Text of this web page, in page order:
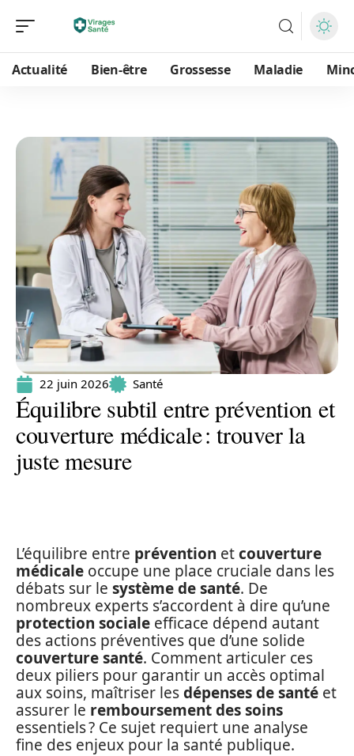
Actualité Bien-être Grossesse Maladie
22 juin 2026 Santé
Équilibre subtil entre prévention et
couverture médicale : trouver la
juste mesure
L’équilibre entre prévention etcouverture
médicale occupe une place cruciale dans les
débats sur le système de santé. De
nombreux experts s’accordent à dire qu’une
protection sociale efficace dépend autant
des actions préventives que d’une solide
couverture santé. Comment articuler ces
deux piliers pour garantir un accès optimal
aux soins, maîtriser lesdépenses de santé et
assurer le remboursement des soins
essentiels ? Ce sujet requiert une analyse
fine des enjeux pour la santé publique.